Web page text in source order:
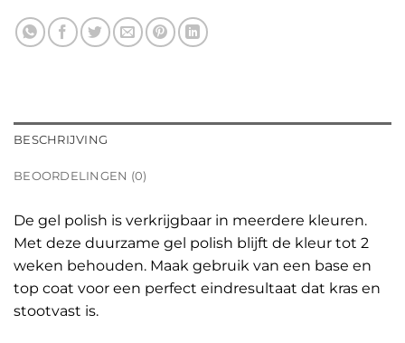
BESCHRIJVING
BEOORDELINGEN (0)
De gel polish is verkrijgbaar in meerdere kleuren.
Met deze duurzame gel polish blijft de kleur tot 2
weken behouden. Maak gebruik van een base en
top coat voor een perfect eindresultaat dat kras en
stootvast is.